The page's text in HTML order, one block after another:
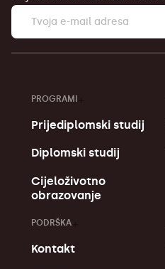
PROGRAMI
Prijediplomski studij
Diplomski studij
Cijeloživotno
obrazovanje
PODRŠKA
Kontakt